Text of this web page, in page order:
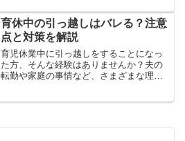
る方法があります。この記事では、育休
中の仕事依頼への対応方...
育休中の引っ越しはバレる？注意
点と対策を解説
育児休業中に引っ越しをすることになっ
た方、そんな経験はありませんか？夫の
転勤や家庭の事情など、さまざまな理由